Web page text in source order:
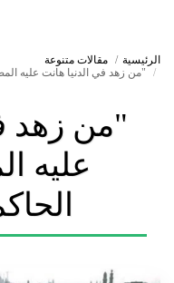
الرئيسية
مقالات متنوعة
"من زهد في الدنيا هانت عليه
"من زهد
عليه